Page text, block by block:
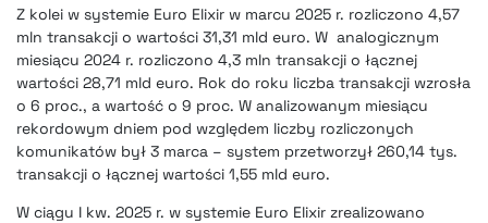
Z kolei w systemie Euro Elixir w marcu 2025 r. rozliczono 4,57
mln transakcji o wartości 31,31 mld euro. W analogicznym
miesiącu 2024 r. rozliczono 4,3 mln transakcji o łącznej
wartości 28,71 mld euro. Rok do roku liczba transakcji wzrosła
o 6 proc., a wartość o 9 proc. W analizowanym miesiącu
rekordowym dniem pod względem liczby rozliczonych
komunikatów był 3 marca – system przetworzył 260,14 tys.
transakcji o łącznej wartości 1,55 mld euro.
W ciągu I kw. 2025 r. w systemie Euro Elixir zrealizowano